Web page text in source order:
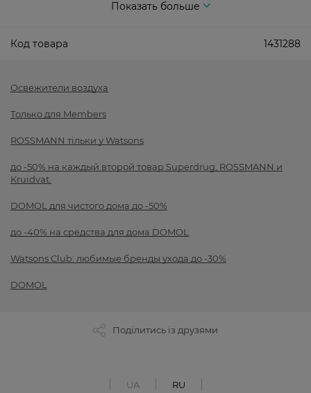
Показать больше
Код товара 1431288
Освежители воздуха
Только для Members
ROSSMANN тільки у Watsons
до -50% на каждый второй товар Superdrug, ROSSMANN и
Kruidvat.
DOMOL для чистого дома до -50%
до -40% на средства для дома DOMOL
Watsons Club: любимые бренды ухода до -30%
DOMOL
Поділитись із друзями
UA RU